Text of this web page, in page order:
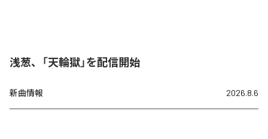
浅葱、「天輪獄」を配信開始
新曲情報 2026.8.6